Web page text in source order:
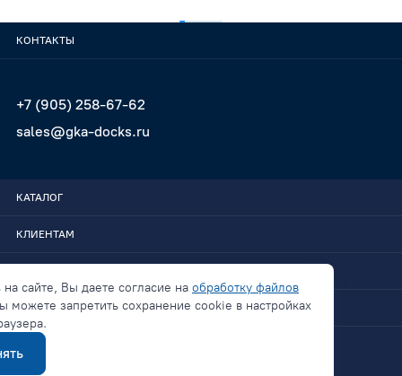
КОНТАКТЫ
+7 (905) 258-67-62
sales@gka-docks.ru
КАТАЛОГ
КЛИЕНТАМ
СВЯЗАТЬСЯ
Политика конфиденциальности
на сайте, Вы даете согласие на обработку файлов
можете запретить сохранение cookie в настройках